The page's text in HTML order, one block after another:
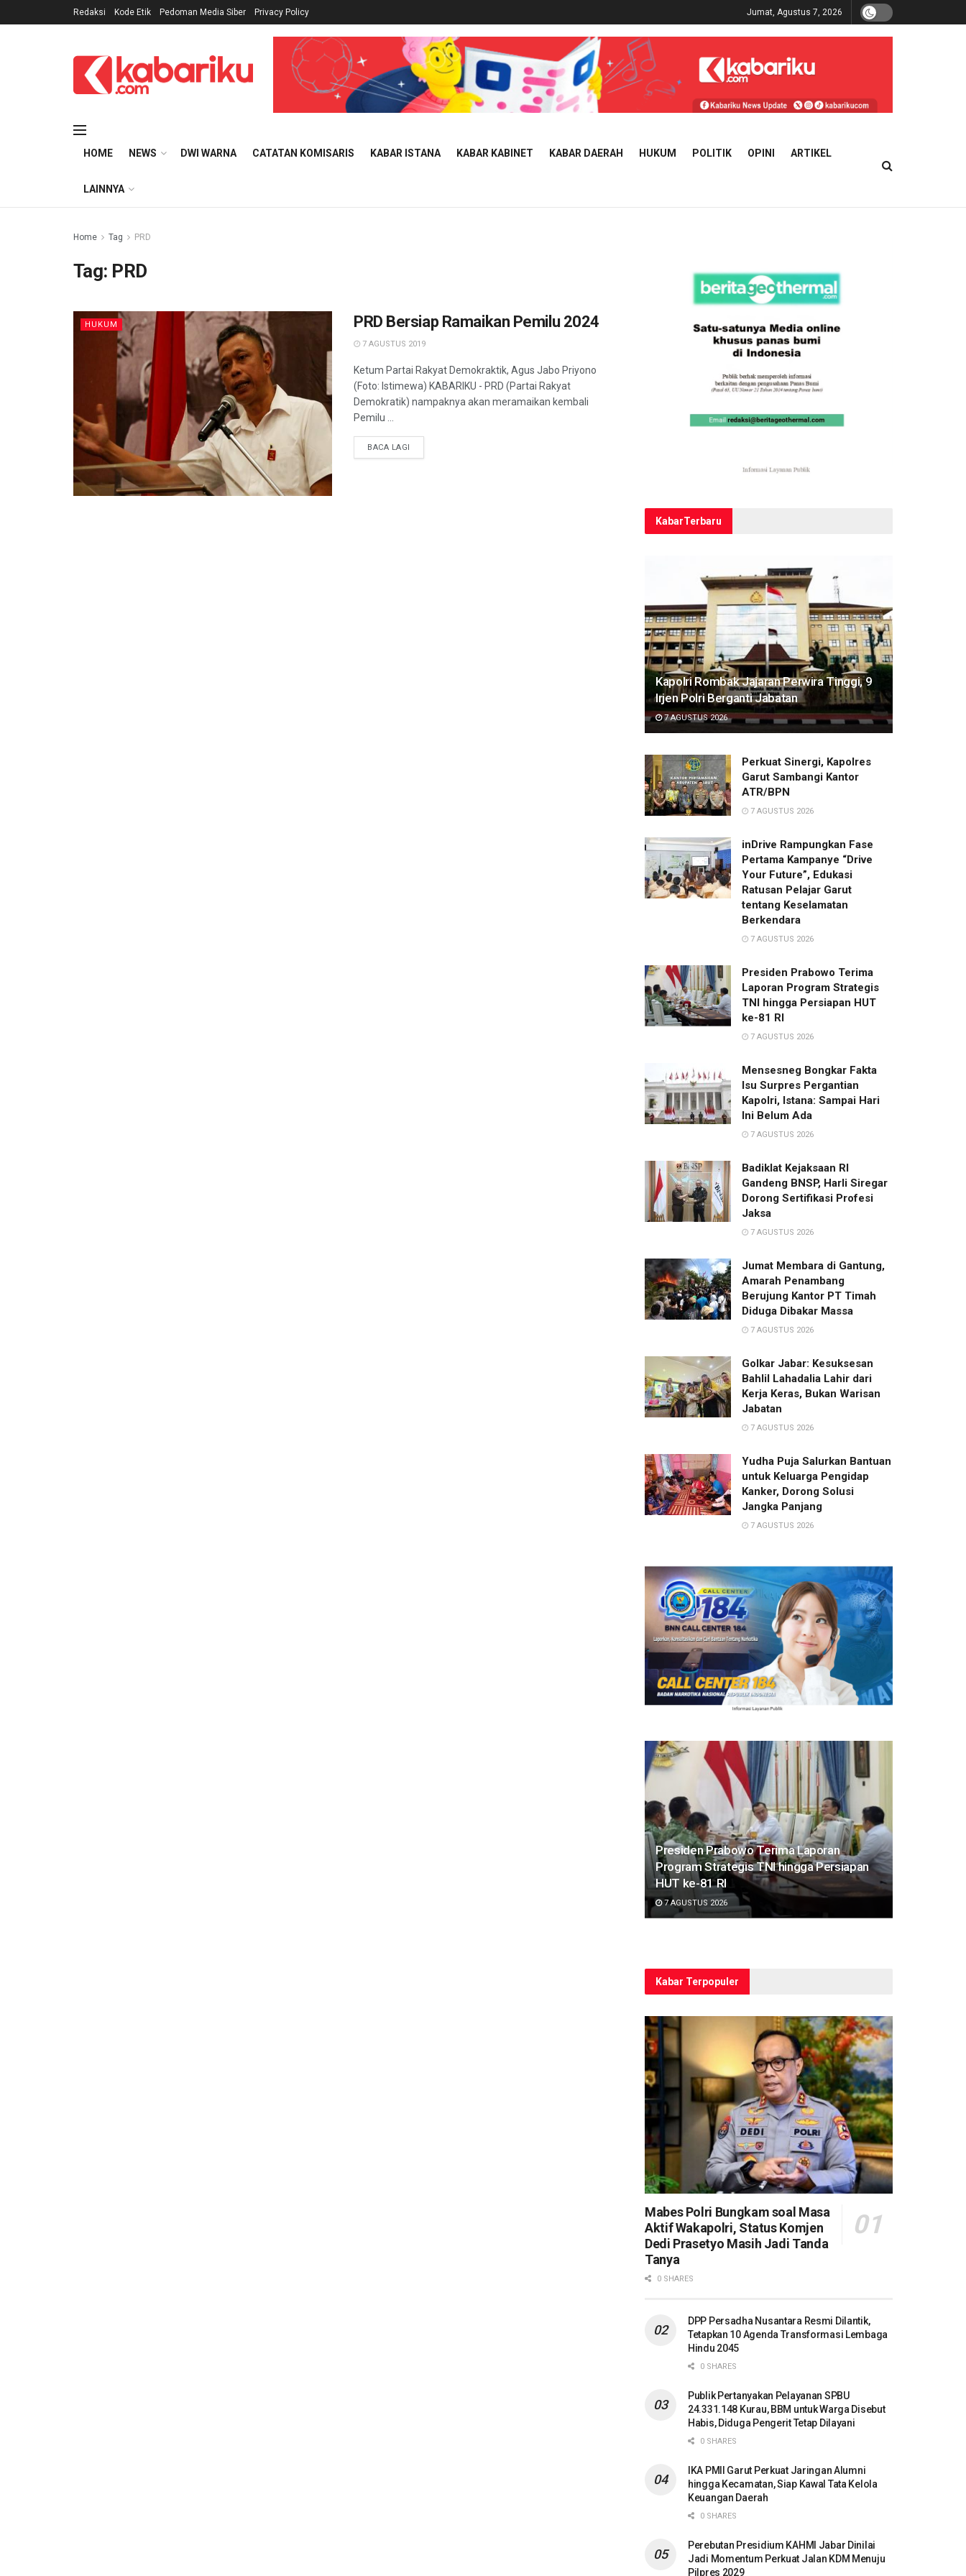
Redaksi Kode Etik Pedoman Media Siber Privacy Policy Jumat, Agustus 7, 2026
HOME NEWS DWI WARNA CATATAN KOMISARIS KABAR ISTANA KABAR KABINET KABAR DAERAH HUKUM POLITIK OPINI ARTIKEL
LAINNYA
Home Tag PRD
Tag: PRD
HUKUM PRD Bersiap Ramaikan Pemilu 2024
7 AGUSTUS 2019
Ketum Partai Rakyat Demokraktik, Agus Jabo Priyono
(Foto: Istimewa) KABARIKU - PRD (Partai Rakyat
Demokratik) nampaknya akan meramaikan kembali
Pemilu ...
BACA LAGI
KabarTerbaru
Kapolri Rombak Jajaran Perwira Tinggi, 9
Irjen Polri Berganti Jabatan
7 AGUSTUS 2026
Perkuat Sinergi, Kapolres
Garut Sambangi Kantor
ATR/BPN
7 AGUSTUS 2026
inDrive Rampungkan Fase
Pertama Kampanye “Drive
Your Future”, Edukasi
Ratusan Pelajar Garut
tentang Keselamatan
Berkendara
7 AGUSTUS 2026
Presiden Prabowo Terima
Laporan Program Strategis
TNI hingga Persiapan HUT
ke-81 RI
7 AGUSTUS 2026
Mensesneg Bongkar Fakta
Isu Surpres Pergantian
Kapolri, Istana: Sampai Hari
Ini Belum Ada
7 AGUSTUS 2026
Badiklat Kejaksaan RI
Gandeng BNSP, Harli Siregar
Dorong Sertifikasi Profesi
Jaksa
7 AGUSTUS 2026
Jumat Membara di Gantung,
Amarah Penambang
Berujung Kantor PT Timah
Diduga Dibakar Massa
7 AGUSTUS 2026
Golkar Jabar: Kesuksesan
Bahlil Lahadalia Lahir dari
Kerja Keras, Bukan Warisan
Jabatan
7 AGUSTUS 2026
Yudha Puja Salurkan Bantuan
untuk Keluarga Pengidap
Kanker, Dorong Solusi
Jangka Panjang
7 AGUSTUS 2026
Presiden Prabowo Terima Laporan
Program Strategis TNI hingga Persiapan
HUT ke-81 RI
7 AGUSTUS 2026
Kabar Terpopuler
Mabes Polri Bungkam soal Masa
Aktif Wakapolri, Status Komjen
Dedi Prasetyo Masih Jadi Tanda
Tanya
0 SHARES
DPP Persadha Nusantara Resmi Dilantik,
Tetapkan 10 Agenda Transformasi Lembaga
Hindu 2045
0 SHARES
Publik Pertanyakan Pelayanan SPBU
24.331.148 Kurau, BBM untuk Warga Disebut
Habis, Diduga Pengerit Tetap Dilayani
0 SHARES
IKA PMII Garut Perkuat Jaringan Alumni
hingga Kecamatan, Siap Kawal Tata Kelola
Keuangan Daerah
0 SHARES
Perebutan Presidium KAHMI Jabar Dinilai
Jadi Momentum Perkuat Jalan KDM Menuju
Pilpres 2029